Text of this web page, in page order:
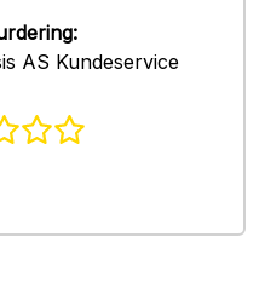
AS Kundeservice